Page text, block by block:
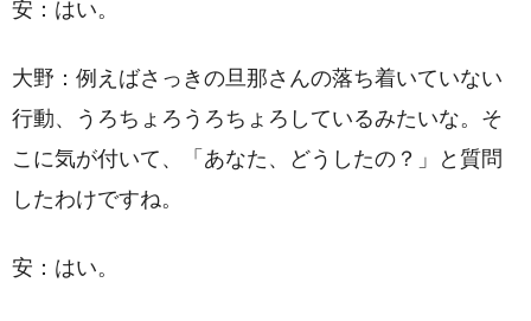
安：はい。
大野：例えばさっきの旦那さんの落ち着いていない
行動、うろちょろうろちょろしているみたいな。そ
こに気が付いて、「あなた、どうしたの？」と質問
したわけですね。
安：はい。